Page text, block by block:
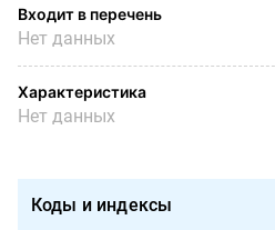
Входит в перечень
Нет данных
Характеристика
Нет данных
Коды и индексы